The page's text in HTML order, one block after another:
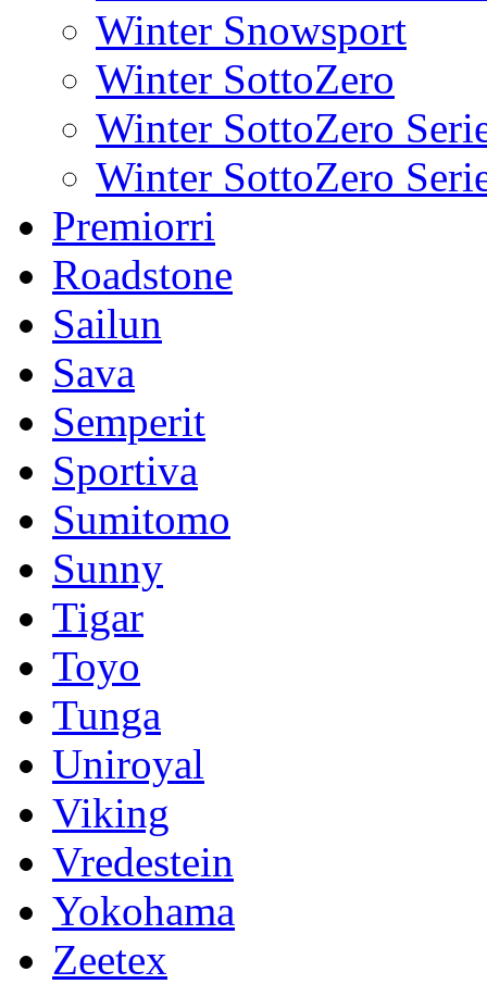
Winter Snowsport
Winter SottoZero
Winter SottoZero
Winter SottoZero
Premiorri
Roadstone
Sailun
Sava
Semperit
Sportiva
Sumitomo
Sunny
Tigar
Toyo
Tunga
Uniroyal
Viking
Vredestein
Yokohama
Zeetex